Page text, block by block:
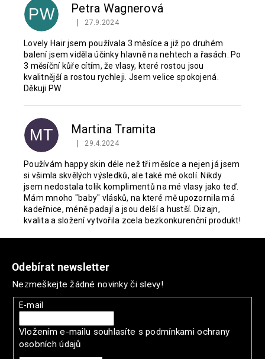
PW Petra Wagnerová
Hodnocení produktu je 5 z 5 hvězdiček.
| 27.9.2024
Lovely Hair jsem používala 3 měsíce a již po druhém
balení jsem viděla účinky hlavně na nehtech a řasách. Po
3 měsíční kůře cítím, že vlasy, které rostou jsou
kvalitnější a rostou rychleji. Jsem velice spokojená.
Děkuji PW
MT Martina Tramita
Hodnocení produktu je 5 z 5 hvězdiček.
| 29.4.2024
Používám happy skin déle než tři měsíce a nejen já jsem
si všimla skvělých výsledků, ale také mé okolí. Nikdy
jsem nedostala tolik komplimentů na mé vlasy jako teď.
Mám mnoho "baby" vlásků, na které mě upozornila má
kadeřnice, méně padají a jsou delší a hustší. Dizajn,
kvalita a složení vytvořila zcela bezkonkurenční produkt!
Odebírat newsletter
Nezmeškejte žádné novinky či slevy!
E-mail
Vložením e-mailu souhlasíte spodmínkami ochrany
osobních údajů